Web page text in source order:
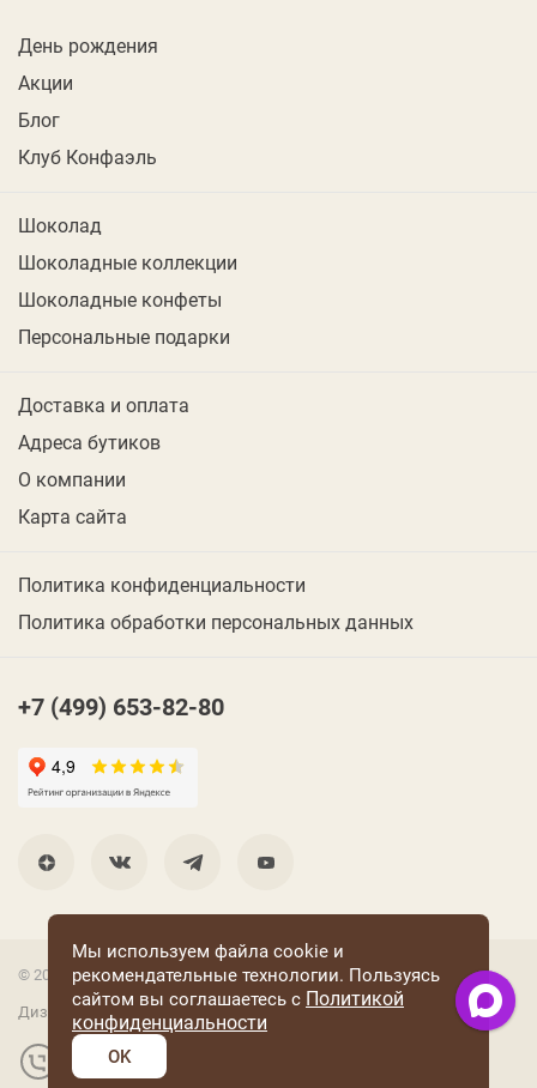
День рождения
Акции
Блог
Клуб Конфаэль
Шоколад
Шоколадные коллекции
Шоколадные конфеты
Персональные подарки
Доставка и оплата
Адреса бутиков
О компании
Карта сайта
Политика конфиденциальности
Политика обработки персональных данных
+7 (499) 653-82-80
© 2001 Группа компаний «Конфаэль»
Дизайн —RUSO
Разработка и поддержка сайта: «Четвертый Рим»
Мы используем файла cookie и
рекомендательные технологии. Пользуясь
сайтом вы соглашаетесь с Политикой
конфиденциальности
OK